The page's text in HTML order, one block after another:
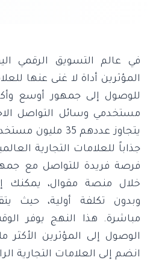
في عالم التسويق الرقمي
المؤثرين أداة لا غنى عنها
للوصول إلى جمهور أوسع
مستخدمي وسائل التواصل
يتجاوز عددهم 35
جذاباً للعلامات التجارية
فرصة فريدة للتواصل مع
خلال منصة مقوال، يمكنك
وبدون تكلفة أولية، حيث
مباشرة. هذا النهج يوفر
الوصول إلى المؤثرين الأكثر
انضم إلى العلامات التجارية